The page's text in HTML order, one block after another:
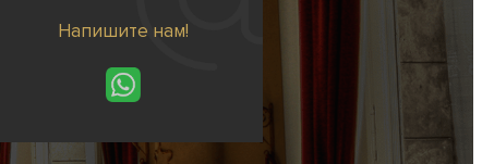
Напишите нам!